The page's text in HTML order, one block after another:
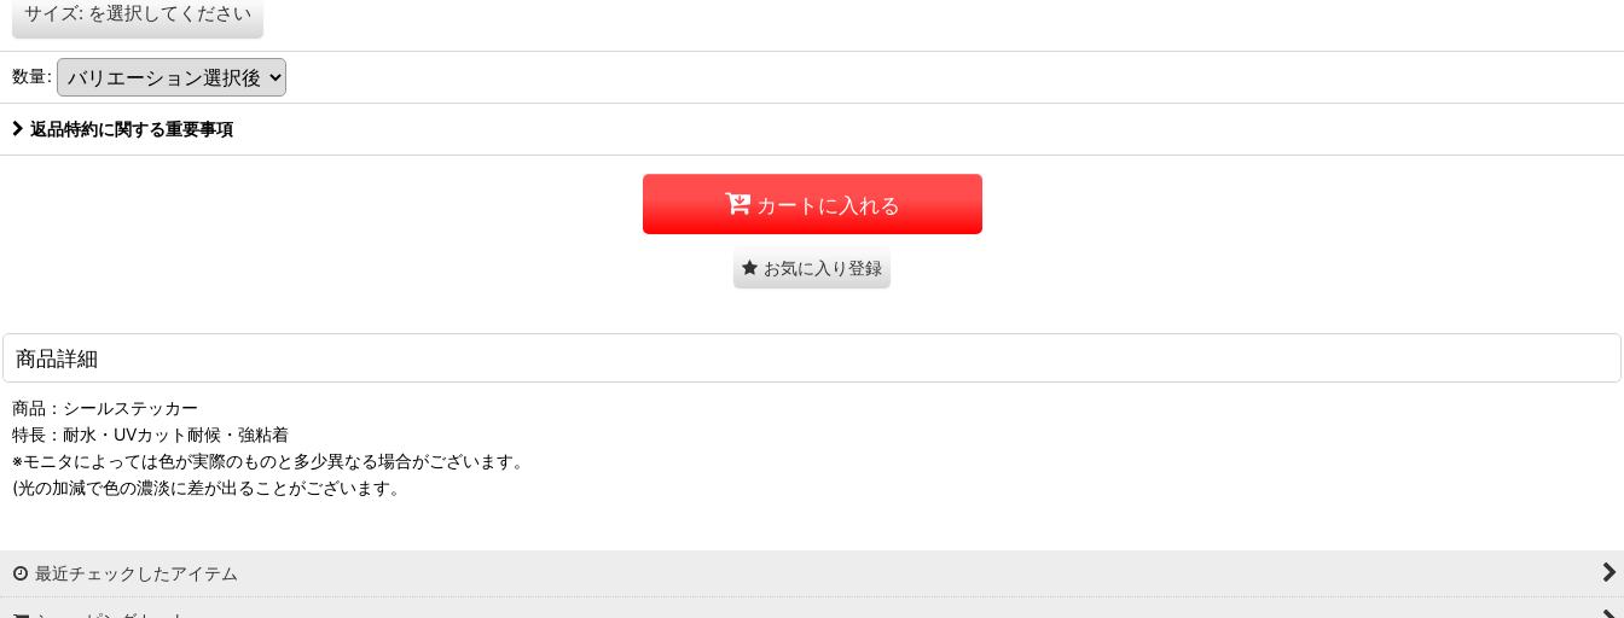
サイズ: を選択してください
数量:
返品特約に関する重要事項
カートに入れる
お気に入り登録
商品詳細
商品：シールステッカー
特長：耐水・UVカット耐候・強粘着
※モニタによっては色が実際のものと多少異なる場合がございます。
(光の加減で色の濃淡に差が出ることがございます。
最近チェックしたアイテム